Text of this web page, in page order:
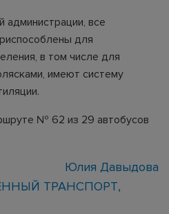
администрации, все
для
в том числе для
имеют систему
№ 62 из 29 автобусов
Юлия Давыдова
ТРАНСПОРТ